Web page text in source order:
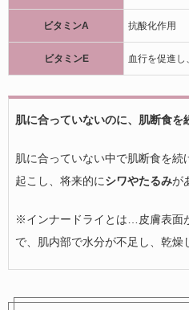
ビタミンA 抗酸化作用
ビタミンE 血行を促進し
肌に合っていないのに、肌断食を
肌に合っていない中で肌断食を
起こし、将来的にシワやたるみが
※インナードライとは…皮膚表面
で、肌内部で水分が不足し、乾燥